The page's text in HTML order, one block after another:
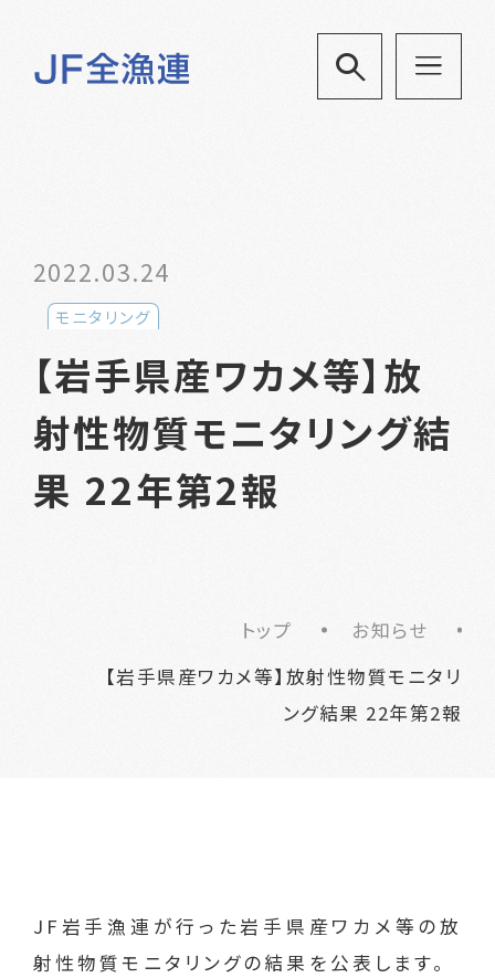
2022.03.24
モニタリング
【岩手県産ワカメ等】放
射性物質モニタリング結
果 22年第2報
トップ
お知らせ
【岩手県産ワカメ等】放射性物質モニタリ
ング結果 22年第2報
JF岩手漁連が行った岩手県産ワカメ等の放
射性物質モニタリングの結果を公表します。